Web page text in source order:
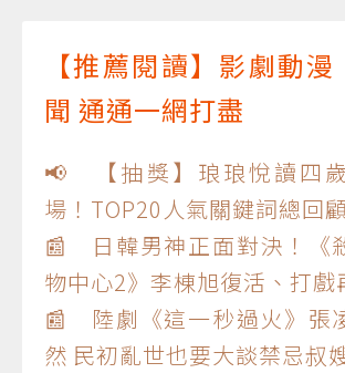
【推薦閱讀】影劇動
聞 通通一網打盡
📢 【抽獎】琅琅悅讀四
場！TOP20人氣關鍵詞總回顧
📰 日韓男神正面對決！《
物中心2》李棟旭復活、打戲
📰 陸劇《這一秒過火》張
然 民初亂世也要大談禁忌叔